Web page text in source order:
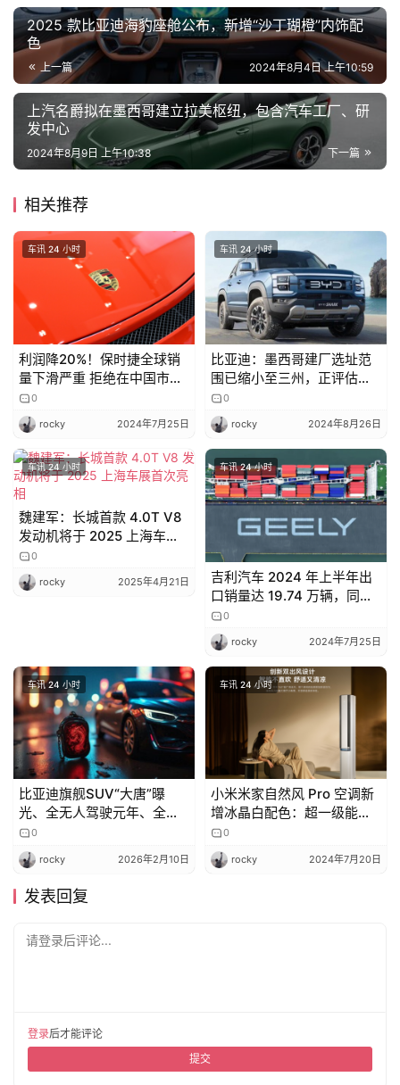
k
2025 款比亚迪海豹座舱公布，新增“沙丁瑚橙”内饰配
色
上一篇 2024年8月4日 上午10:59
上汽名爵拟在墨西哥建立拉美枢纽，包含汽车工厂、研
发中心
下一篇
2024年8月9日 上午10:38
相关推荐
车讯 24 小时
利润降20%！保时捷全球销
量下滑严重 拒绝在中国市场
加入价格战
0
rocky 2024年7月25日
车讯 24 小时
比亚迪：墨西哥建厂选址范
围已缩小至三州，正评估各
州激励措施
0
rocky 2024年8月26日
车讯 24 小时
魏建军：长城首款 4.0T V8
发动机将于 2025 上海车展
首次亮相
0
rocky 2025年4月21日
车讯 24 小时
吉利汽车 2024 年上半年出
口销量达 19.74 万辆，同比
增长 67%
0
rocky 2024年7月25日
车讯 24 小时
比亚迪旗舰SUV“大唐”曝
光、全无人驾驶元年、全球
钠电战略
0
rocky 2026年2月10日
车讯 24 小时
小米米家自然风 Pro 空调新
增冰晶白配色：超一级能
效、四分区控风
0
rocky 2024年7月20日
发表回复
请登录后评论...
登录后才能评论
提交